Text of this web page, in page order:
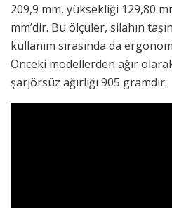
209,9 mm, yüksekliği 129,80
mm’dir. Bu ölçüler, silahın
kullanım sırasında da
Önceki modellerden ağır
şarjörsüz ağırlığı 905 gramdır.